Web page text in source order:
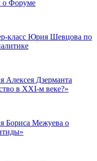
о Форуме
класс Юрия Шевцова по
Алексея Дзерманта
в XXI-м веке?»
Бориса Межуева о